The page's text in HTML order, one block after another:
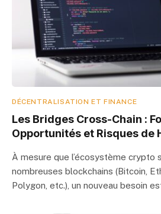
DÉCENTRALISATION ET FINANCE
Les Bridges Cross-Chain :
Opportunités et Risques de
À mesure que l’écosystème crypto
nombreuses blockchains (Bitcoin,
Polygon, etc.), un nouveau besoin